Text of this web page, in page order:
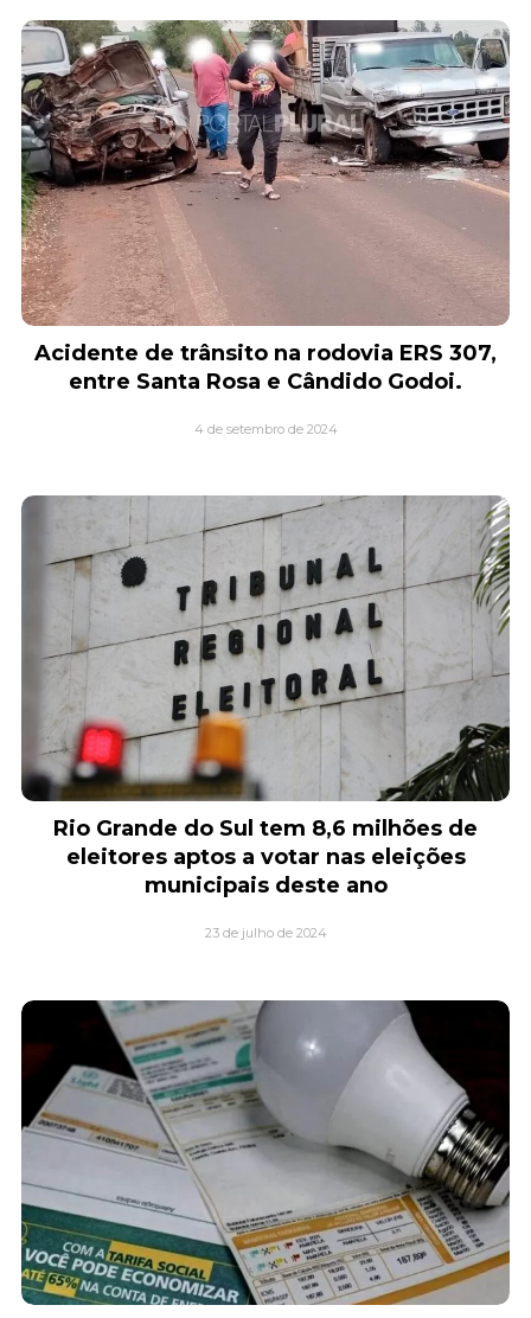
Acidente de trânsito na rodovia ERS 307,
entre Santa Rosa e Cândido Godoi.
4 de setembro de 2024
Rio Grande do Sul tem 8,6 milhões de
eleitores aptos a votar nas eleições
municipais deste ano
23 de julho de 2024